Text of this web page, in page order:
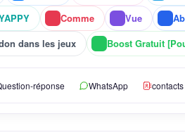
Comme Vue
dans les jeux Boost Gratuit
réponse WhatsApp contacts